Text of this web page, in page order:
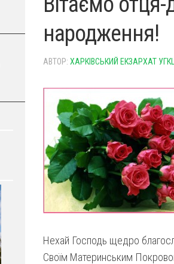
народження!
АВТОР: ХАРКІВСЬКИЙ ЕКЗАРХАТ
Нехай Господь щедро
Своїм Материнським Покровом